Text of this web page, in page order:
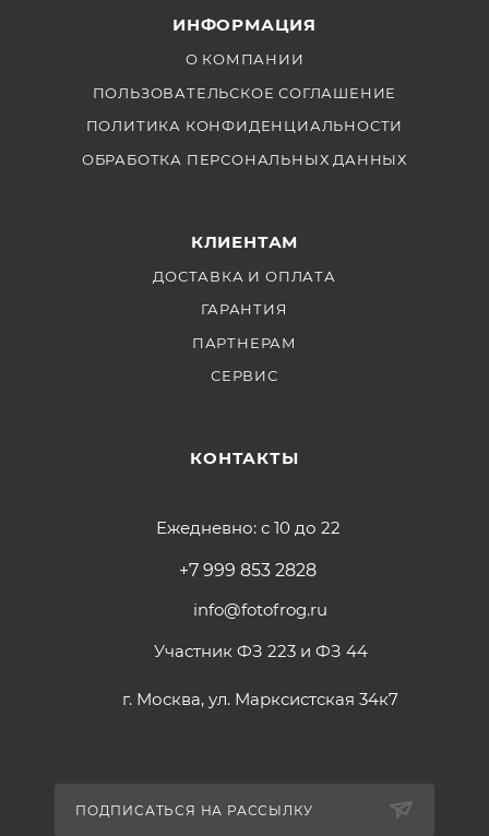
ИНФОРМАЦИЯ
О КОМПАНИИ
ПОЛЬЗОВАТЕЛЬСКОЕ СОГЛАШЕНИЕ
ПОЛИТИКА КОНФИДЕНЦИАЛЬНОСТИ
ОБРАБОТКА ПЕРСОНАЛЬНЫХ ДАННЫХ
КЛИЕНТАМ
ДОСТАВКА И ОПЛАТА
ГАРАНТИЯ
ПАРТНЕРАМ
СЕРВИС
КОНТАКТЫ
Ежедневно: с 10 до 22
+7 999 853 2828
info@fotofrog.ru
Участник ФЗ 223 и ФЗ 44
г. Москва, ул. Марксистская 34к7
ПОДПИСАТЬСЯ НА РАССЫЛКУ